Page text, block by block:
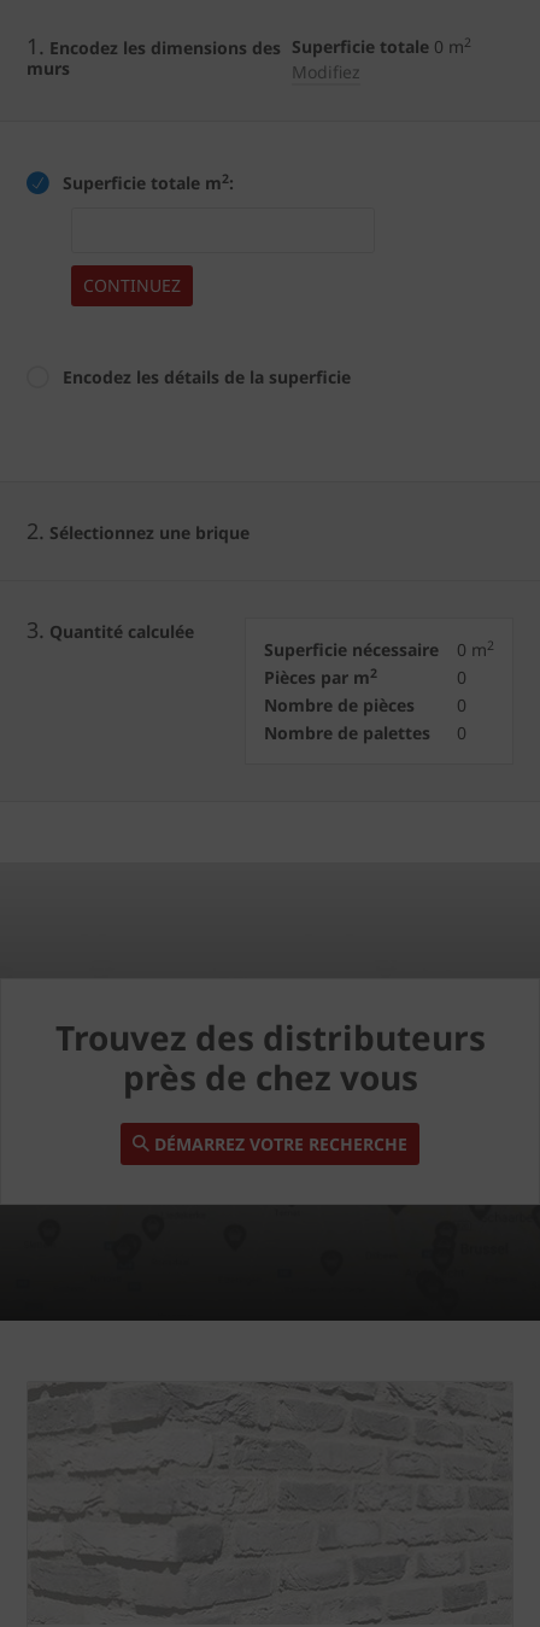
1. Encodez les dimensions des
murs
Superficie totale 0 m2
Modifiez
Superficie totale m2:
CONTINUEZ
Encodez les détails de la superficie
2. Sélectionnez une brique
3. Quantité calculée
Superficie nécessaire 0 m2
Pièces par m2
0
Nombre de pièces
0
Nombre de palettes
0
Trouvez des distributeurs
près de chez vous
DÉMARREZ VOTRE RECHERCHE